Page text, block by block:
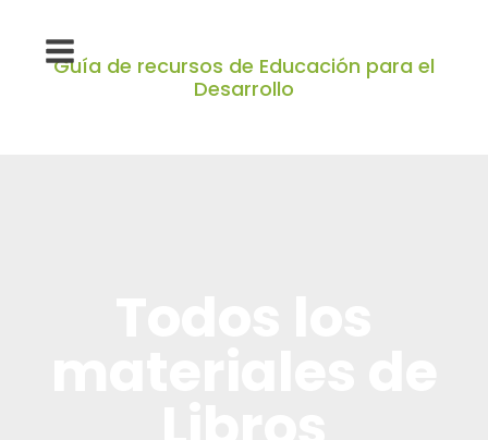
Guía de recursos de Educación para el
Desarrollo